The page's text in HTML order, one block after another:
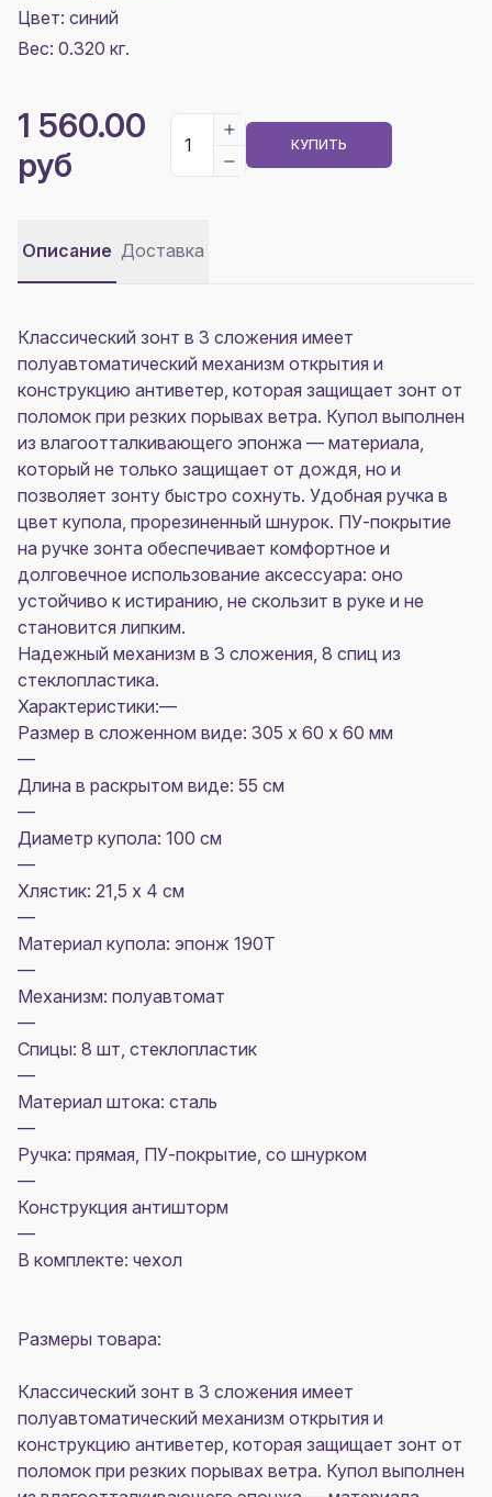
Цвет: синий
Вес: 0.320 кг.
1 560.00
руб
КУПИТЬ
Описание Доставка
Классический зонт в 3 сложения имеет
полуавтоматический механизм открытия и
конструкцию антиветер, которая защищает зонт от
поломок при резких порывах ветра. Купол выполнен
из влагоотталкивающего эпонжа — материала,
который не только защищает от дождя, но и
позволяет зонту быстро сохнуть. Удобная ручка в
цвет купола, прорезиненный шнурок. ПУ-покрытие
на ручке зонта обеспечивает комфортное и
долговечное использование аксессуара: оно
устойчиво к истиранию, не скользит в руке и не
становится липким.
Надежный механизм в 3 сложения, 8 спиц из
стеклопластика.
Характеристики:—
Размер в сложенном виде: 305 х 60 х 60 мм
—
Длина в раскрытом виде: 55 см
—
Диаметр купола: 100 см
—
Хлястик: 21,5 х 4 см
—
Материал купола: эпонж 190Т
—
Механизм: полуавтомат
—
Спицы: 8 шт, стеклопластик
—
Материал штока: сталь
—
Ручка: прямая, ПУ-покрытие, со шнурком
—
Конструкция антишторм
—
В комплекте: чехол
Размеры товара:
Классический зонт в 3 сложения имеет
полуавтоматический механизм открытия и
конструкцию антиветер, которая защищает зонт от
поломок при резких порывах ветра. Купол выполнен